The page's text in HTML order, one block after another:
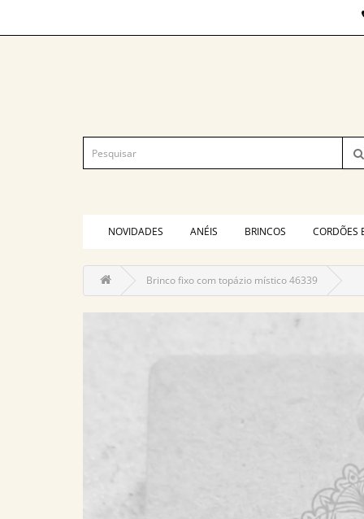
NOVIDADES ANÉIS BRINCOS CORDÕES
Brinco fixo com topázio místico 46339